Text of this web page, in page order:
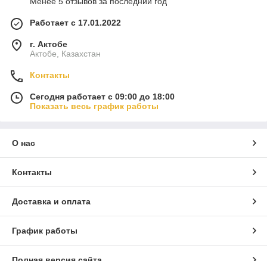
Работает с 17.01.2022
г. Актобе
Актобе, Казахстан
Контакты
Сегодня работает с 09:00 до 18:00
Показать весь график работы
О нас
Контакты
Доставка и оплата
График работы